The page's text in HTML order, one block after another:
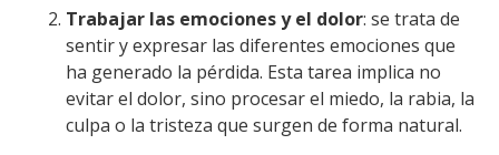
Trabajar las emociones y el dolor: se trata de
sentir y expresar las diferentes emociones que
ha generado la pérdida. Esta tarea implica no
evitar el dolor, sino procesar el miedo, la rabia, la
culpa o la tristeza que surgen de forma natural.